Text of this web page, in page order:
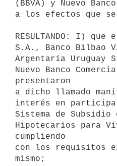
(BBVA) y Nuevo
a los efectos que
RESULTANDO: I) que
S.A., Banco Bilbao
Argentaria Uruguay
Nuevo Banco
presentaron
a dicho llamado
interés en
Sistema de Subsidio
Hipotecarios para
cumpliendo
con los requisitos
mismo;